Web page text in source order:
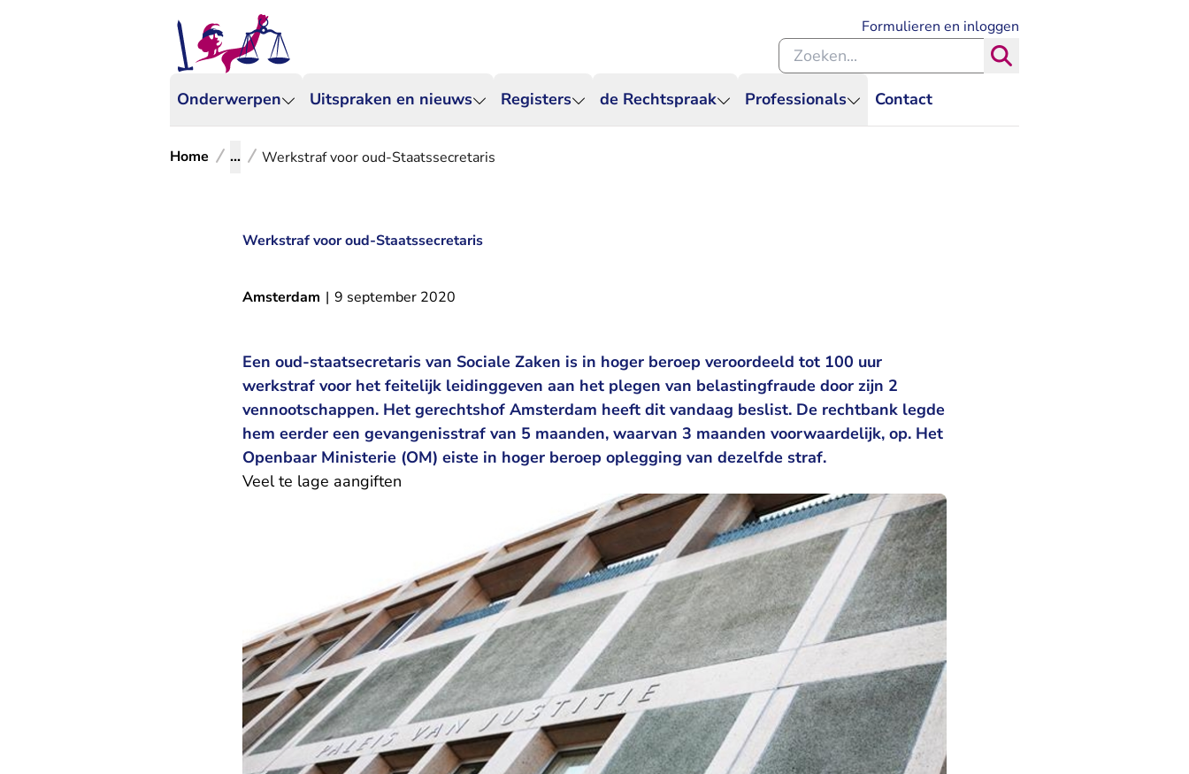
Onderwerpen Uitspraken en nieuws Registers de Rechtspraak Professionals Contact
Formulieren en inloggen
Zoeken binnen de Rechtspraak
Home ... Werkstraf voor oud-Staatssecretaris
Werkstraf voor oud-Staatssecretaris
Amsterdam | 9 september 2020
Een oud-staatsecretaris van Sociale Zaken is in hoger beroep veroordeeld tot 100 uur
werkstraf voor het feitelijk leidinggeven aan het plegen van belastingfraude door zijn 2
vennootschappen. Het gerechtshof Amsterdam heeft dit vandaag beslist. De rechtbank legde
hem eerder een gevangenisstraf van 5 maanden, waarvan 3 maanden voorwaardelijk, op. Het
Openbaar Ministerie (OM) eiste in hoger beroep oplegging van dezelfde straf.
Veel te lage aangiften